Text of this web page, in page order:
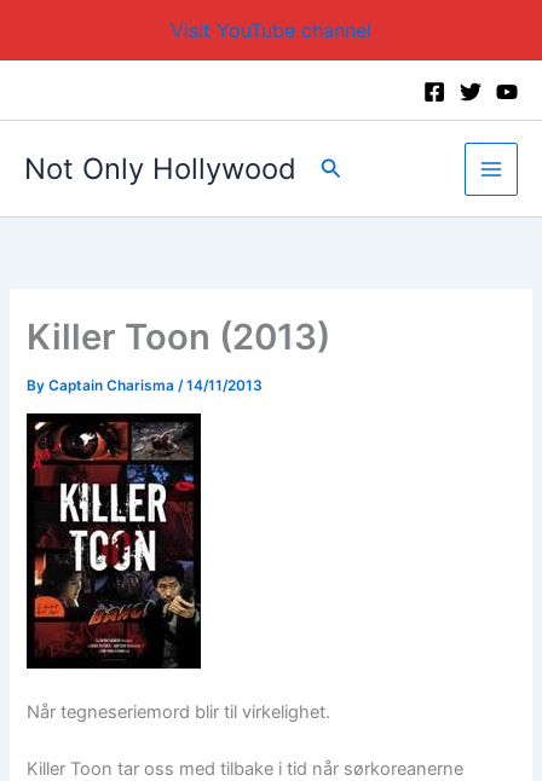
Visit YouTube channel
Not Only Hollywood Search
Killer Toon (2013)
ByCaptain Charisma /14/11/2013
Når tegneseriemord blir til virkelighet.
Killer Toon tar oss med tilbake i tid når sørkoreanerne